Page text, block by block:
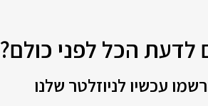
לדעת הכל לפני כולם?
עכשיו לניוזלטר שלנו